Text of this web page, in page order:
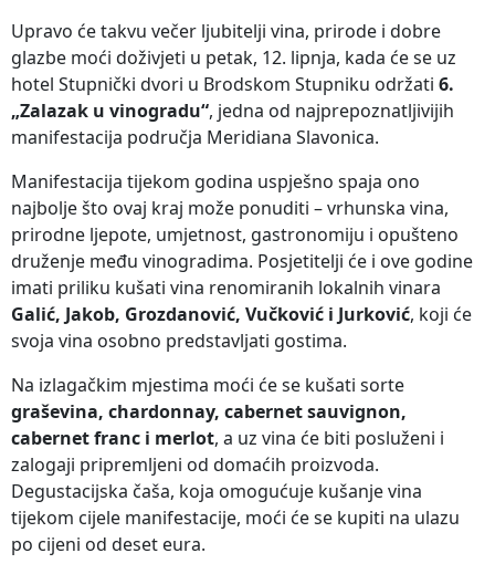
Upravo će takvu večer ljubitelji vina, prirode i dobre
glazbe moći doživjeti u petak, 12. lipnja, kada će se uz
hotel Stupnički dvori u Brodskom Stupniku održati 6.
„Zalazak u vinogradu“, jedna od najprepoznatljivijih
manifestacija područja Meridiana Slavonica.
Manifestacija tijekom godina uspješno spaja ono
najbolje što ovaj kraj može ponuditi – vrhunska vina,
prirodne ljepote, umjetnost, gastronomiju i opušteno
druženje među vinogradima. Posjetitelji će i ove godine
imati priliku kušati vina renomiranih lokalnih vinara
Galić, Jakob, Grozdanović, Vučković i Jurković, koji će
svoja vina osobno predstavljati gostima.
Na izlagačkim mjestima moći će se kušati sorte
graševina, chardonnay, cabernet sauvignon,
cabernet franc i merlot, a uz vina će biti posluženi i
zalogaji pripremljeni od domaćih proizvoda.
Degustacijska čaša, koja omogućuje kušanje vina
tijekom cijele manifestacije, moći će se kupiti na ulazu
po cijeni od deset eura.